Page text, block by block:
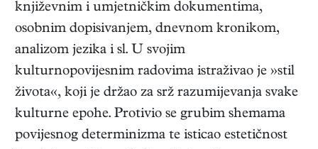
književnim i umjetničkim dokumentima,
osobnim dopisivanjem, dnevnom kronikom,
analizom jezika i sl. U svojim
kulturnopovijesnim radovima istraživao je »stil
života«, koji je držao za srž razumijevanja svake
kulturne epohe. Protivio se grubim shemama
povijesnog determinizma te isticao estetičnost